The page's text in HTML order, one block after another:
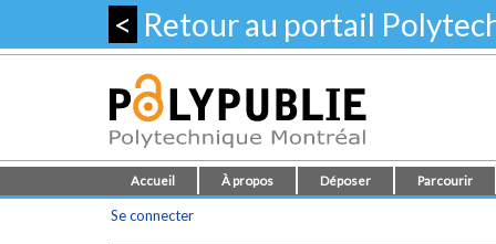
< Retour au portail
Accueil À propos Déposer Parcourir
Se connecter